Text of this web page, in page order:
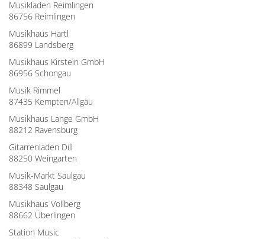
Musikladen Reimlingen
86756 Reimlingen
Musikhaus Hartl
86899 Landsberg
Musikhaus Kirstein GmbH
86956 Schongau
Musik Rimmel
87435 Kempten/Allgäu
Musikhaus Lange GmbH
88212 Ravensburg
Gitarrenladen Dill
88250 Weingarten
Musik-Markt Saulgau
88348 Saulgau
Musikhaus Vollberg
88662 Überlingen
Station Music